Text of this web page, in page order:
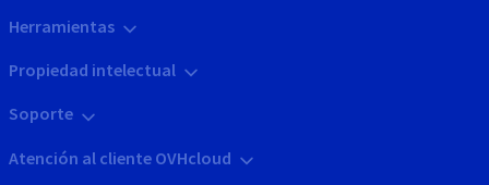
Herramientas
Propiedad intelectual
Soporte
Atención al cliente OVHcloud